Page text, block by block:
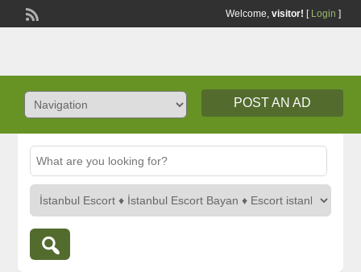
Welcome, visitor! [ Login ]
POST AN AD